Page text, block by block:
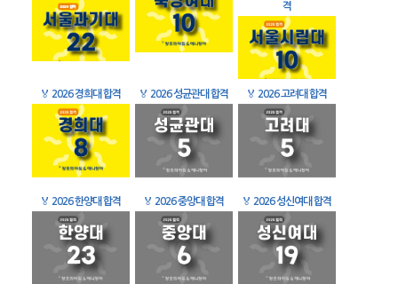
격
🏅 2026 경희대 합격 🏅 2026 성균관대 합격 🏅 2026 고려대 합격
🏅 2026 한양대 합격 🏅 2026 중앙대 합격 🏅 2026 성신여대 합격